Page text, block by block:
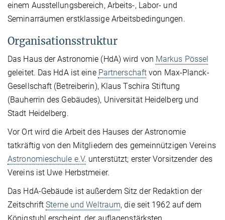
einem Ausstellungsbereich, Arbeits-, Labor- und
Seminarräumen erstklassige Arbeitsbedingungen.
Organisationsstruktur
Das Haus der Astronomie (HdA) wird von Markus Pössel
geleitet. Das HdA ist eine Partnerschaft von Max-Planck-
Gesellschaft (Betreiberin), Klaus Tschira Stiftung
(Bauherrin des Gebäudes), Universität Heidelberg und
Stadt Heidelberg.
Vor Ort wird die Arbeit des Hauses der Astronomie
tatkräftig von den Mitgliedern des gemeinnützigen Vereins
Astronomieschule e.V. unterstützt; erster Vorsitzender des
Vereins ist Uwe Herbstmeier.
Das HdA-Gebäude ist außerdem Sitz der Redaktion der
ZeitschriftSterne und Weltraum, die seit 1962 auf dem